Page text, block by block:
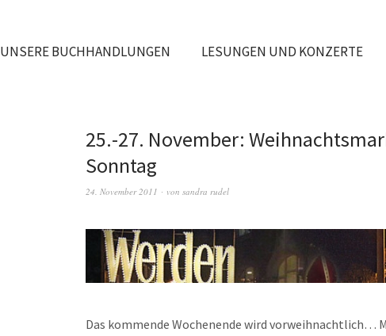
UNSERE BUCHHANDLUNGEN LESUNGEN UND KONZERTE
25.-27. November:
Sonntag
24. November 2011 von sandra rudel
Das kommende Wochenende wird vorweihnachtlich…